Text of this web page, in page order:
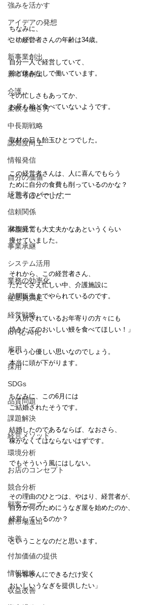
強みを活かす
アイデアの発想
やりがい
新事業創出
新市場創出
介護
柔軟な働き方
中長期戦略
認知度向上
情報発信
自分の価値
経営者のパートナー
信頼関係
家族経営
事業承継
システム活用
業務の効率化
従業員満足
経営戦略
IoT化 AI化
雇用
採用
SDGs
品質問題
課題解決
経営メソッド
環境分析
お店のコンセプト
競合分析
顧客ニーズ
新市場進出
改善
付加価値の提供
情報戦略
収益改善
ちなみに、
この経営者さんの年齢は34歳。
自分一人で経営していて、
殆ど休みなしで働いています。
その忙しさもあってか、
お昼も殆ど食べていないようです。
取材の日も飴玉ひとつでした。
この経営者さんは、人に喜んでもらう
ために自分の食費も削っているのかな？
と思うほどでした。
体型見ても大丈夫かなあというくらい
痩せていました。
それから、この経営者さん、
ただでさえ忙しい中、介護施設に
訪問販売までやられているのです。
「入所されているお年寄りの方々にも
焼きたてのおいしい鰻を食べてほしい！」
という心優しい思いなのでしょう。
本当に頭が下がります。
ちなみに、この6月には
ご結婚されたそうです。
結婚したのであるならば、なおさら、
稼がなくてはならないはずです。
でもそういう風にはしない。
その理由のひとつは、やはり、経営者が、
自分が何のためにうなぎ屋を始めたのか、
経営しているのか？
ということなのだと思います。
「お客さんにできるだけ安く
おいしいうなぎを提供したい」